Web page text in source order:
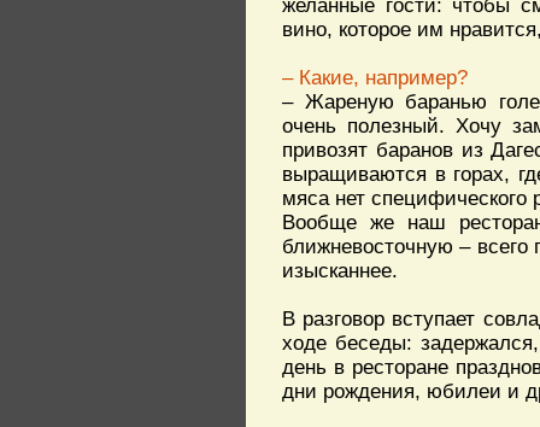
желанные гости: чтобы
вино, которое им
– Какие, например?
– Жареную баранью
очень полезный. Хочу
привозят баранов из
выращиваются в горах,
мяса нет специфического
Вообще же наш ресторан
ближневосточную –
изысканнее.
В разговор вступает
ходе беседы:
день в ресторане
дни рождения, юбилеи и